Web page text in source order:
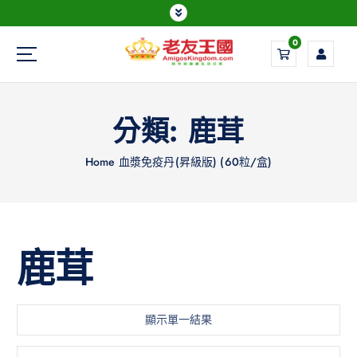
Everything is possible
0
分類: 鹿茸
Home 血漿免疫丹(昇級版) (60粒/盒)
鹿茸
顯示單一結果